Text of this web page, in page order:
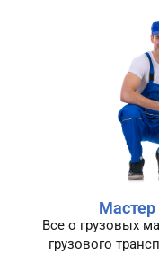
Все о грузовых
грузового